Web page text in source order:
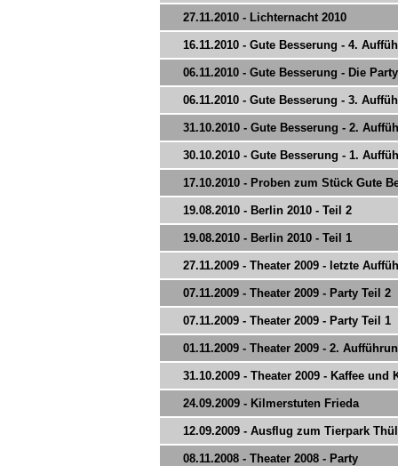
27.11.2010 - Lichternacht 2010
16.11.2010 - Gute Besserung - 4.
06.11.2010 - Gute Besserung - Die Party
06.11.2010 - Gute Besserung - 3.
31.10.2010 - Gute Besserung - 2.
30.10.2010 - Gute Besserung - 1.
17.10.2010 - Proben zum Stück Gute
19.08.2010 - Berlin 2010 - Teil 2
19.08.2010 - Berlin 2010 - Teil 1
27.11.2009 - Theater 2009 - letzte
07.11.2009 - Theater 2009 - Party Teil 2
07.11.2009 - Theater 2009 - Party Teil 1
01.11.2009 - Theater 2009 - 2.
31.10.2009 - Theater 2009 - Kaffee und
24.09.2009 - Kilmerstuten Frieda
12.09.2009 - Ausflug zum Tierpark
08.11.2008 - Theater 2008 - Party